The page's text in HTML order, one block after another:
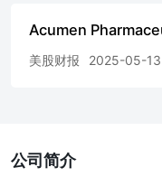
月31日止年度的
基本收益（亏损
通股的加权平均
库存股票法将其
Acumen
美股财报 2025-05-13
公司简介